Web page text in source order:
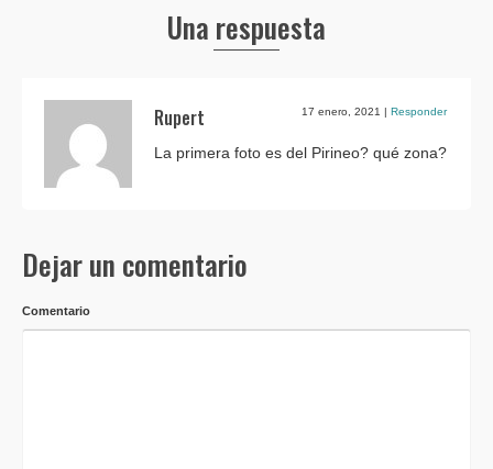
Una respuesta
Rupert 17 enero, 2021 | Responder
La primera foto es del Pirineo? qué zona?
Dejar un comentario
Comentario